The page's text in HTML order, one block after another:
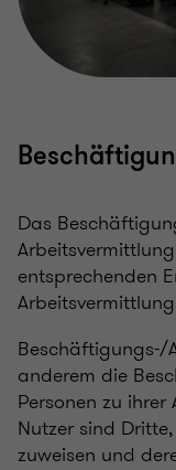
Das
entsprechenden
Beschäftigungs-/
anderem die
Personen zu
Nutzer sind
zuweisen und